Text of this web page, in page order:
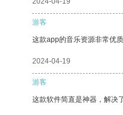
游客
这款app的音乐资源非常优
2024-04-19
游客
这款软件简直是神器，解决